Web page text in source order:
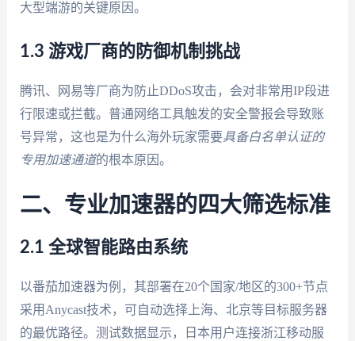
大型端游的关键原因。
1.3 游戏厂商的防御机制挑战
腾讯、网易等厂商为防止DDoS攻击，会对非常用IP段进
行限速或拦截。普通网络工具触发的安全警报会导致账
号异常，这也是为什么海外玩家需要具备白名单认证的
专用加速通道的根本原因。
二、专业加速器的四大筛选标准
2.1 全球智能路由系统
以番茄加速器为例，其部署在20个国家/地区的300+节点
采用Anycast技术，可自动选择上海、北京等目标服务器
的最优路径。测试数据显示，日本用户连接浙江移动服